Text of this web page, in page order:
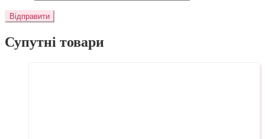
Супутні товари